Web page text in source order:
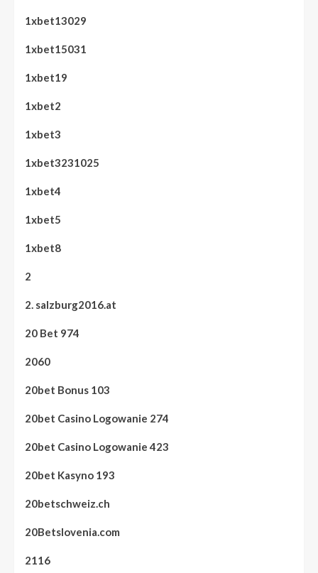
1xbet13029
1xbet15031
1xbet19
1xbet2
1xbet3
1xbet3231025
1xbet4
1xbet5
1xbet8
2
2. salzburg2016.at
20 Bet 974
2060
20bet Bonus 103
20bet Casino Logowanie 274
20bet Casino Logowanie 423
20bet Kasyno 193
20betschweiz.ch
20Betslovenia.com
2116